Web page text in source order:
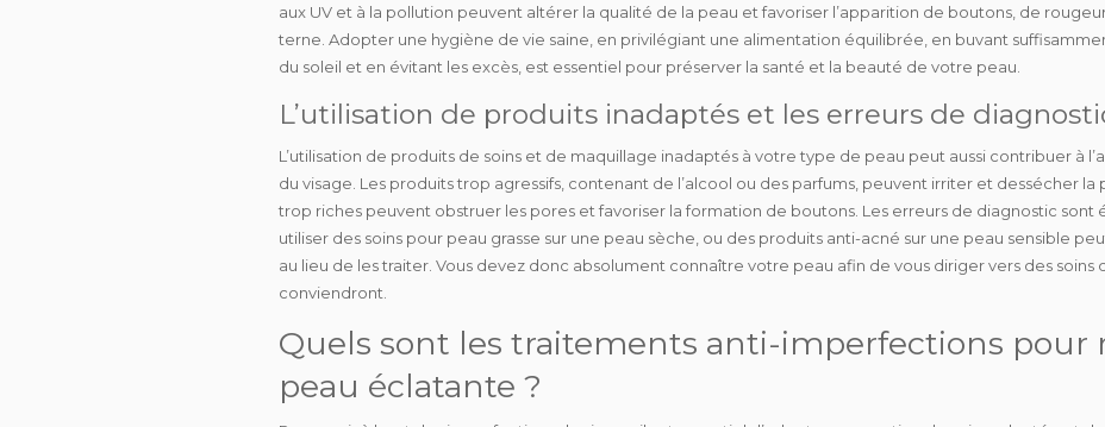
aux UV et à la pollution peuvent altérer la qualité de la peau et favoriser l’apparition de boutons, de
terne. Adopter une hygiène de vie saine , en privilégiant une alimentation équilibrée, en buvant
du soleil et en évitant les excès, est essentiel pour préserver la santé et la beauté de votre peau.
L’utilisation de produits inadaptés et les erreurs de
L’utilisation de produits de soins et de maquillage inadaptés à votre type de peau peut aussi contribuer à
du visage. Les produits trop agressifs, contenant de l’alcool ou des parfums, peuvent irriter et dessécher la
trop riches peuvent obstruer les pores et favoriser la formation de boutons. Les erreurs de diagnostic sont
utiliser des soins pour peau grasse sur une peau sèche, ou des produits anti-acné sur une peau sensible
au lieu de les traiter. Vous devez donc absolument connaître votre peau afin de vous diriger vers des soins
conviendront.
Quels sont les traitements anti-imperfections pour
peau éclatante ?